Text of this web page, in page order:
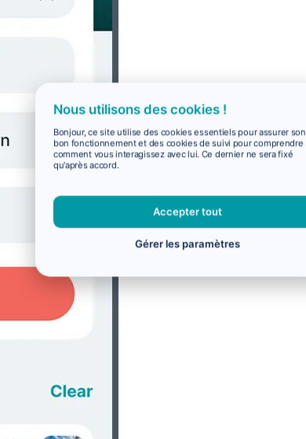
Nous utilisons des cookies !
Bonjour, ce site utilise des cookies essentiels pour assurer son
bon fonctionnement et des cookies de suivi pour comprendre
comment vous interagissez avec lui. Ce dernier ne sera fixé
qu'après accord.
Accepter tout
Gérer les paramètres